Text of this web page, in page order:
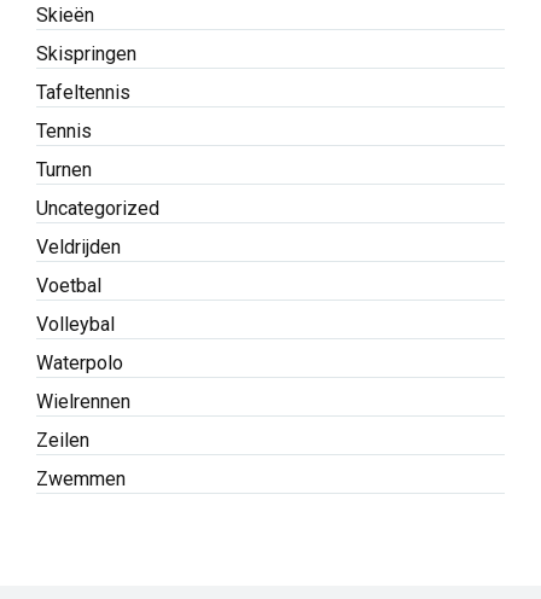
Skieën
Skispringen
Tafeltennis
Tennis
Turnen
Uncategorized
Veldrijden
Voetbal
Volleybal
Waterpolo
Wielrennen
Zeilen
Zwemmen